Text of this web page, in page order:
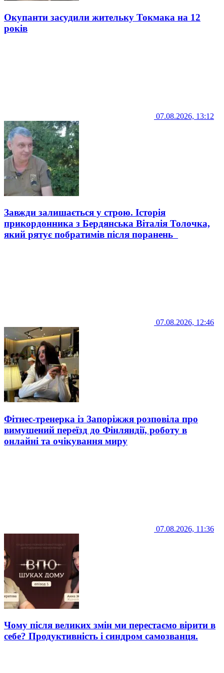
Окупанти засудили жительку Токмака на 12
років
07.08.2026, 13:12
Завжди залишається у строю. Історія
прикордонника з Бердянська Віталія Толочка,
який рятує побратимів після поранень
07.08.2026, 12:46
Фітнес-тренерка із Запоріжжя розповіла про
вимушений переїзд до Фінляндії, роботу в
онлайні та очікування миру
07.08.2026, 11:36
Чому після великих змін ми перестаємо вірити в
себе? Продуктивність і синдром самозванця.